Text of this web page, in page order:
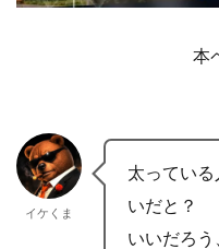
本
イケくま
太ってい
いだと？
いいだろ